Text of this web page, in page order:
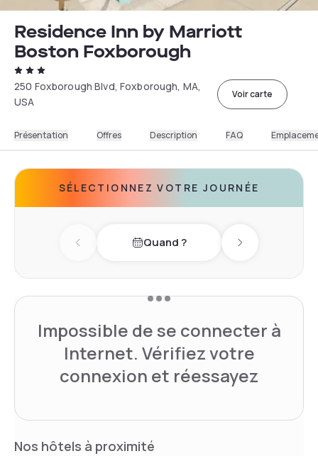
Residence Inn by Marriott
Boston Foxborough
250 Foxborough Blvd, Foxborough, MA,
USA
Voir carte
Présentation Offres Description FAQ
SÉLECTIONNEZ VOTRE JOURNÉE
Previous dayQuand ? Next day
Impossible de se connecter à
Internet. Vérifiez votre
connexion et réessayez
Nos hôtels à proximité